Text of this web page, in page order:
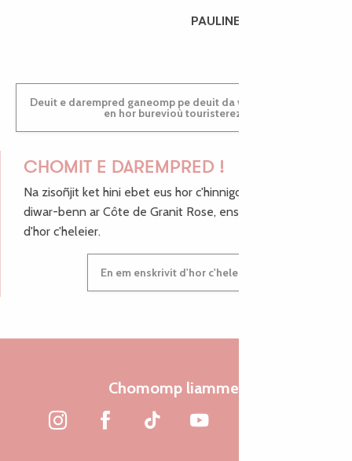
PAULINE
Deuit e darempred ganeomp pe deuit da welet ac'hanomp
en hor burevioù touristerezh
CHOMIT E DAREMPRED !
Na zisoñjit ket hini ebet eus hor c'hinnigoù mat ha keleier
diwar-benn ar Côte de Granit Rose, enskrivit hoc'h anv
d'hor c'heleier.
En em enskrivit d'hor c'heleier
Chomomp liammet